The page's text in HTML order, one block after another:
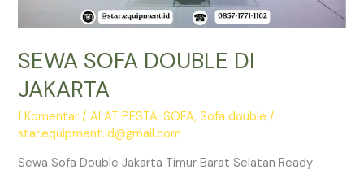
SEWA SOFA DOUBLE DI
JAKARTA
1 Komentar /ALAT PESTA,SOFA,Sofa double /
star.equipment.id@gmail.com
Sewa Sofa Double Jakarta Timur Barat Selatan Ready